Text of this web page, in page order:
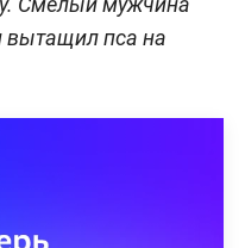
вытащил пса на